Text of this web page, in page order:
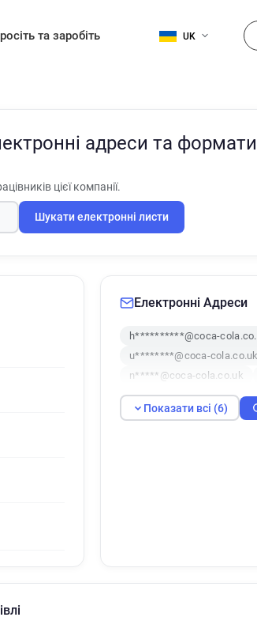
та заробіть UK
адреси та формати
цієї компанії.
Шукати електронні листи
Електронні Адреси
h**********@coca-
u********@coca-cola.co.uk
n*****@coca-cola.co.uk
Показати всі (6)